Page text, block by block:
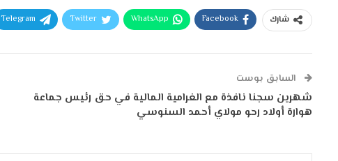
شارك Facebook
WhatsApp
Twitter
Telegram
السابق بوست
شهرين سجنا نافذة مع الغرامية المالية في حق رئيس جماعة
هوارة أولاد رحو مولاي أحمد السنوسي